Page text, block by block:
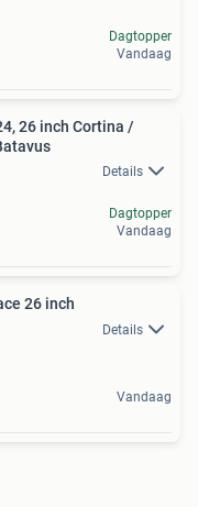
Dagtopper
Vandaag
/
Details
Dagtopper
Vandaag
26 inch
Details
Vandaag